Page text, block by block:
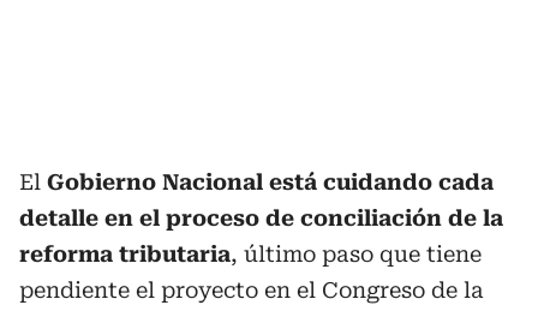
El Gobierno Nacional está cuidando cada
detalle en el proceso de conciliación de la
reforma tributaria, último paso que tiene
pendiente el proyecto en el Congreso de la